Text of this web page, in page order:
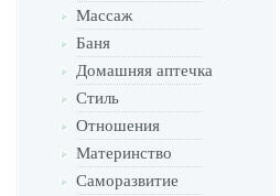
Массаж
Баня
Домашняя аптечка
Стиль
Отношения
Материнство
Саморазвитие